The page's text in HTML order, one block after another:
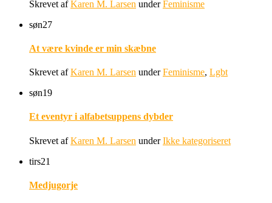
Skrevet afKaren M. Larsen underFeminisme
søn27
At være kvinde er min skæbne
Skrevet afKaren M. Larsen underFeminisme, Lgbt
søn19
Et eventyr i alfabetsuppens dybder
Skrevet afKaren M. Larsen underIkke kategoriseret
tirs21
Medjugorje